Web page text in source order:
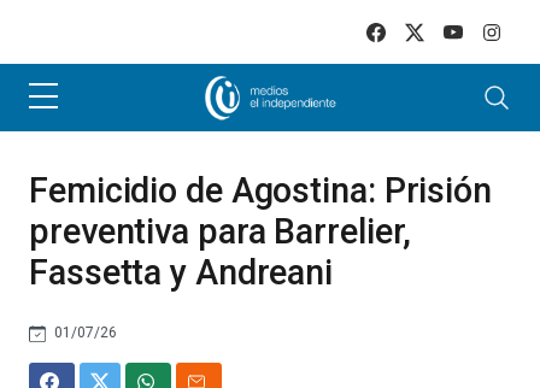
Femicidio de Agostina: Prisión
preventiva para Barrelier,
Fassetta y Andreani
01/07/26